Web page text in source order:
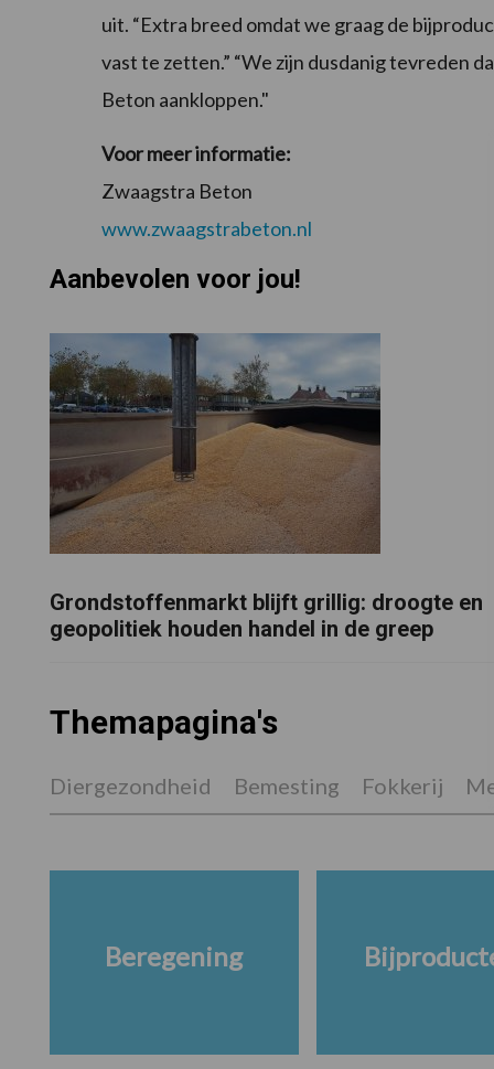
uit. “Extra breed omdat we graag de
vast te zetten.” “We zijn dusdanig tevreden
Beton aankloppen."
Voor meer informatie:
Zwaagstra Beton
www.zwaagstrabeton.nl
Aanbevolen voor jou!
Grondstoffenmarkt blijft grillig: droogte en
geopolitiek houden handel in de greep
Themapagina's
Diergezondheid Bemesting Fokkerij
Beregening